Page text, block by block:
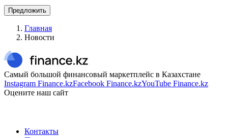
Предложить
Главная
Новости
Самый большой финансовый маркетплейс в Казахстане
Instagram Finance.kzFacebook Finance.kzYouTube Finance.kz
Оцените наш сайт
Контакты